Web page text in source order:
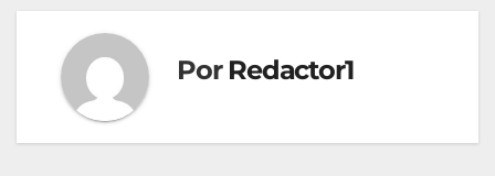
Por Redactor1